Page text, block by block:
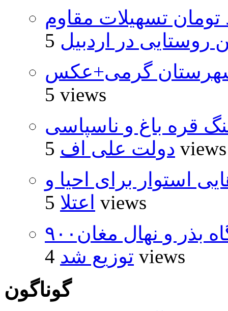
و ۴۸۰ میلیارد تومان تسهیلات مقاوم
در اردبیل
گرمی+عکس
5 views
قره باغ و ناسپاسی
دولت علی اف 5 views
استوار برای احیا و
اعتلا 5 views
۹۰۰هزار اصله نهال توسط ایستگاه بذر و نهال مغان
توزیع شد 4 views
گوناگون